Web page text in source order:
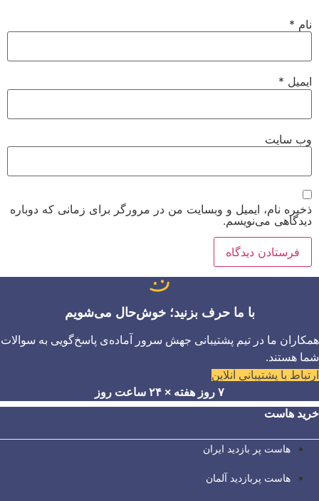
نام *
ایمیل *
وب‌ سایت
ذخیره نام، ایمیل و وبسایت من در مرورگر برای زمانی که دوباره
دیدگاهی می‌نویسم.
با ما حرف بزنید؛ خوش‌حال می‌شویم
همکاران ما در تیم پشتیبانی جهش سرور آماده‌ی پاسخ‌گویی به سوالات
شما هستند.
ارتباط با پشتیبانی آنلاین
۷ روز هفته × ۲۴ ساعت روز
خرید هاست
هاست پر بازدید ایران
هاست پربازدید آلمان